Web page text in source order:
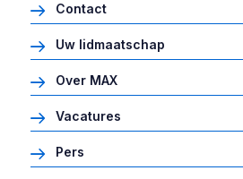
Contact
Uw lidmaatschap
Over MAX
Vacatures
Pers